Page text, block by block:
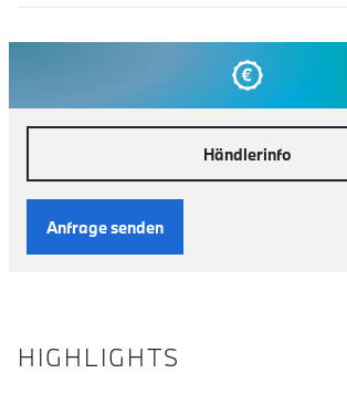
Händlerinfo
Anfrage senden
HIGHLIGHTS